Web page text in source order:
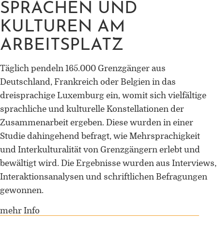
SPRACHEN UND
KULTUREN AM
ARBEITSPLATZ
Täglich pendeln 165.000 Grenzgänger aus
Deutschland, Frankreich oder Belgien in das
dreisprachige Luxemburg ein, womit sich vielfältige
sprachliche und kulturelle Konstellationen der
Zusammenarbeit ergeben. Diese wurden in einer
Studie dahingehend befragt, wie Mehrsprachigkeit
und Interkulturalität von Grenzgängern erlebt und
bewältigt wird. Die Ergebnisse wurden aus Interviews,
Interaktionsanalysen und schriftlichen Befragungen
gewonnen.
mehr Info